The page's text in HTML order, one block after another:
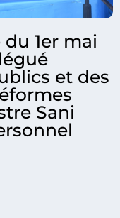
1er mai
et des
Sani